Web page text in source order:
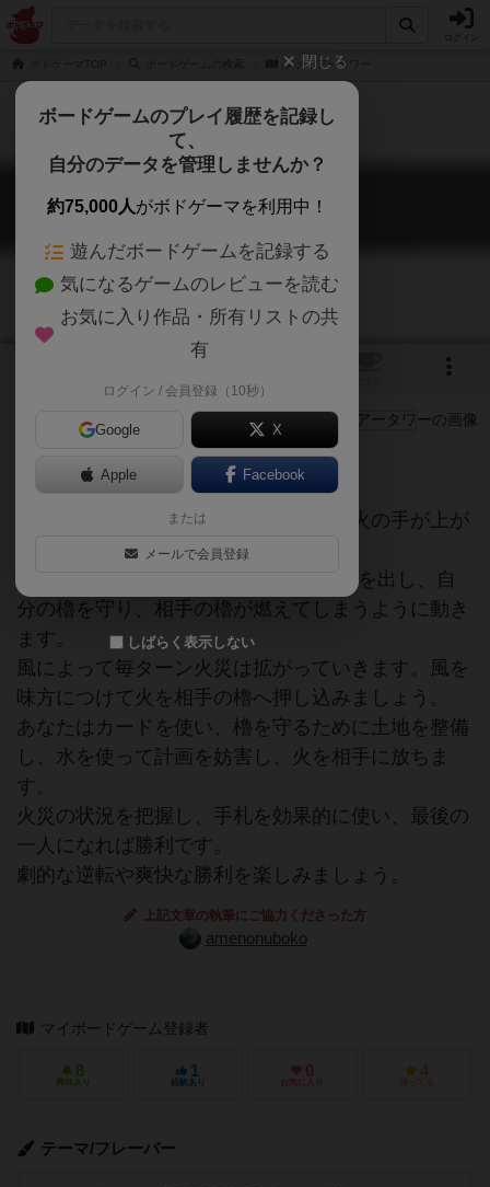
ファイアータワー
ファイアータワー
Fire Tower
風を味方に付け、炎と熱く戦え！
地平から煙が上がり、森の何処かから火の手が上が
あなたは火の見櫓(Fire Tower)から指示を出し、自
分の櫓を守り、相手の櫓が燃えてしまうように動き
ます。
風によって毎ターン火災は拡がっていきます。風を
味方につけて火を相手の櫓へ押し込みましょう。
あなたはカードを使い、櫓を守るために土地を整備
し、水を使って計画を妨害し、火を相手に放ちま
す。
火災の状況を把握し、手札を効果的に使い、最後の
一人になれば勝利です。
劇的な逆転や爽快な勝利を楽しみましょう。
上記文章の執筆にご協力くださった方
amenonuboko
マイボードゲーム登録者
8
興味あり
1
経験あり
0
お気に入り
4
持ってる
テーマ/フレーバー
閉じる
ボードゲームのプレイ履歴を記録し
て、
自分のデータを管理しませんか？
約75,000人がボドゲーマを利用中！
遊んだボードゲームを記録する
気になるゲームのレビューを読む
お気に入り作品・所有リストの共
有
ログイン / 会員登録（10秒）
Google X
Apple Facebook
または
メールで会員登録
しばらく表示しない